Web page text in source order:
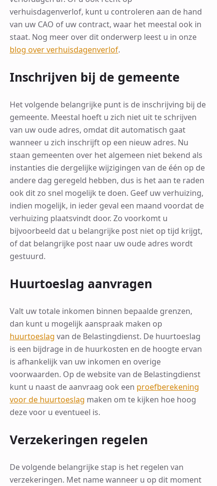
verhuisdagenverlof, kunt u controleren aan de hand
van uw CAO of uw contract, waar het meestal ook in
staat. Nog meer over dit onderwerp leest u in onze
blog over verhuisdagenverlof.
Inschrijven bij de gemeente
Het volgende belangrijke punt is de inschrijving bij de
gemeente. Meestal hoeft u zich niet uit te schrijven
van uw oude adres, omdat dit automatisch gaat
wanneer u zich inschrijft op een nieuw adres. Nu
staan gemeenten over het algemeen niet bekend als
instanties die dergelijke wijzigingen van de één op de
andere dag geregeld hebben, dus is het aan te raden
ook dit zo snel mogelijk te doen. Geef uw verhuizing,
indien mogelijk, in ieder geval een maand voordat de
verhuizing plaatsvindt door. Zo voorkomt u
bijvoorbeeld dat u belangrijke post niet op tijd krijgt,
of dat belangrijke post naar uw oude adres wordt
gestuurd.
Huurtoeslag aanvragen
Valt uw totale inkomen binnen bepaalde grenzen,
dan kunt u mogelijk aanspraak maken op
huurtoeslag van de Belastingdienst. De huurtoeslag
is een bijdrage in de huurkosten en de hoogte ervan
is afhankelijk van uw inkomen en overige
voorwaarden. Op de website van de Belastingdienst
kunt u naast de aanvraag ook een proefberekening
voor de huurtoeslag maken om te kijken hoe hoog
deze voor u eventueel is.
Verzekeringen regelen
De volgende belangrijke stap is het regelen van
verzekeringen. Met name wanneer u op dit moment